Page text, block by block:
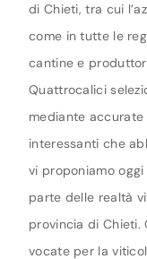
di Chieti, tra cui
come in tutte le
cantine e
Quattrocalici
mediante
interessanti che
vi proponiamo oggi
parte delle realtà
provincia di Chieti.
vocate per la